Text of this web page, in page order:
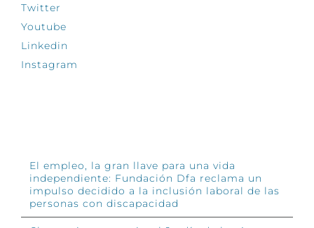
Twitter
Youtube
Linkedin
Instagram
El empleo, la gran llave para una vida
independiente: Fundación Dfa reclama un
impulso decidido a la inclusión laboral de las
personas con discapacidad